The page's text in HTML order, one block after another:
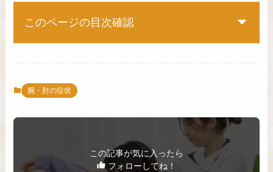
このページの目次確認
腕・肘の症状
この記事が気に入ったら
フォローしてね！